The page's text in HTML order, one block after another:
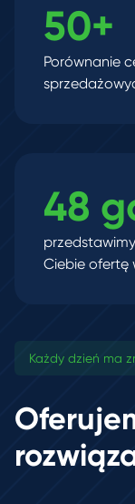
50+
Porównanie
48
Ciebie ofertę
Każdy dzień ma